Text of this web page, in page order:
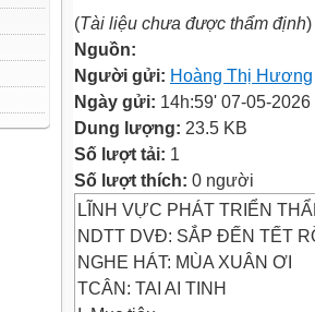
(Tài liệu chưa được thẩm định)
Nguồn:
Người gửi: Hoàng Thị Hương
Ngày gửi: 14h:59' 07-05-2026
Dung lượng: 23.5 KB
Số lượt tải: 1
Số lượt thích: 0 người
LĨNH VỰC PHÁT TRIỂN
NDTT DVĐ: SẮP ĐẾN TẾT
NGHE HÁT: MÙA XUÂN ƠI
TCÂN: TAI AI TINH